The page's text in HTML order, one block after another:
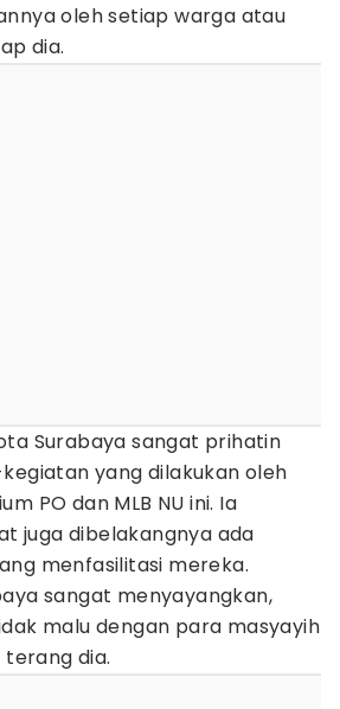
oleh setiap warga atau
dia.
Surabaya sangat prihatin
yang dilakukan oleh
PO dan MLB NU ini. Ia
juga dibelakangnya ada
menfasilitasi mereka.
sangat menyayangkan,
malu dengan para masyayih
terang dia.